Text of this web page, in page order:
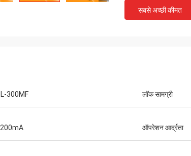
सबसे अच्छी कीमत
300MF लॉक सामग्री
ऑपरेशन आर्द्रता